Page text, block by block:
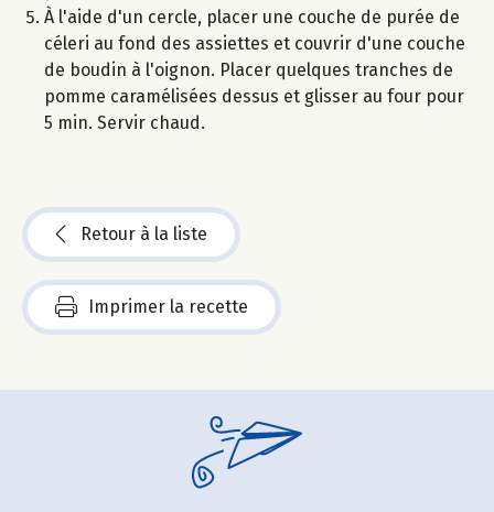
À l'aide d'un cercle, placer une couche de purée de
céleri au fond des assiettes et couvrir d'une couche
de boudin à l'oignon. Placer quelques tranches de
pomme caramélisées dessus et glisser au four pour
5 min. Servir chaud.
Retour à la liste
Imprimer la recette